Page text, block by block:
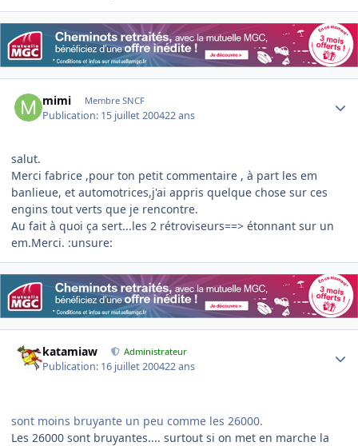
mimi Membre SNCF
Publication: 15 juillet 200422 ans
salut.
Merci fabrice ,pour ton petit commentaire , à part les em
banlieue, et automotrices,j'ai appris quelque chose sur ces
engins tout verts que je rencontre.
Au fait à quoi ça sert...les 2 rétroviseurs==> étonnant sur un
em.Merci. :unsure:
katamiaw Administrateur
Publication: 16 juillet 200422 ans
sont moins bruyante un peu comme les 26000.
Les 26000 sont bruyantes.... surtout si on met en marche la